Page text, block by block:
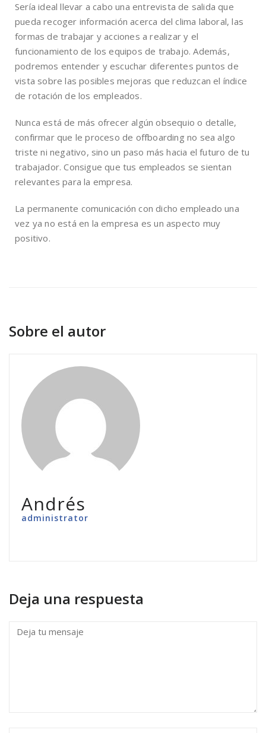
Sería ideal llevar a cabo una entrevista de salida que
pueda recoger información acerca del clima laboral, las
formas de trabajar y acciones a realizar y el
funcionamiento de los equipos de trabajo. Además,
podremos entender y escuchar diferentes puntos de
vista sobre las posibles mejoras que reduzcan el índice
de rotación de los empleados.
Nunca está de más ofrecer algún obsequio o detalle,
confirmar que le proceso de offboarding no sea algo
triste ni negativo, sino un paso más hacia el futuro de tu
trabajador. Consigue que tus empleados se sientan
relevantes para la empresa.
La permanente comunicación con dicho empleado una
vez ya no está en la empresa es un aspecto muy
positivo.
Sobre el autor
Andrés
administrator
Deja una respuesta